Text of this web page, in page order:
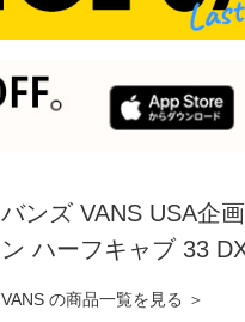
バンズ VANS USA企
ン ハーフキャブ 33
VANS の商品一覧を見る ＞